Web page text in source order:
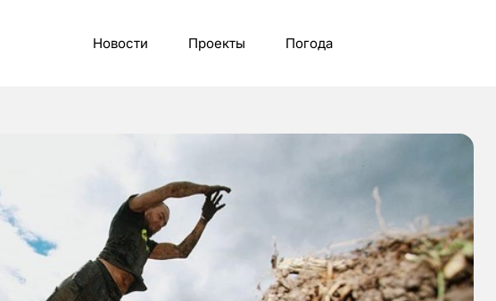
Новости Проекты Погода